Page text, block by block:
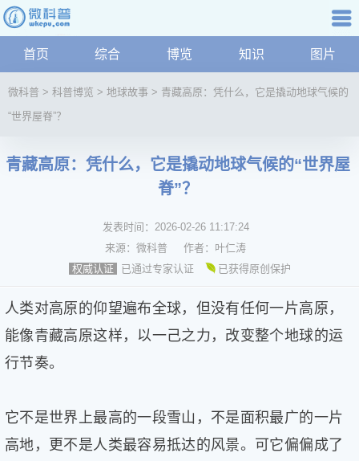
科普知识 航
首页 综合 博览 知识 图片
讯
技
文
化
健
家
学
微科普 > 科普博览 > 地球故事 > 青藏高原：凭什么，它是撬动地球气候的
“世界屋脊”？
青藏高原：凭什么，它是撬动地球气候的“世界屋
脊”？
发表时间： 2026-02-26 11:17:24
来源： 微科普 作者： 叶仁涛
权威认证
已通过专家认证 已获得原创保护
人类对高原的仰望遍布全球，但没有任何一片高原，
能像青藏高原这样，以一己之力，改变整个地球的运
行节奏。
它不是世界上最高的一段雪山，不是面积最广的一片
高地，更不是人类最容易抵达的风景。可它偏偏成了